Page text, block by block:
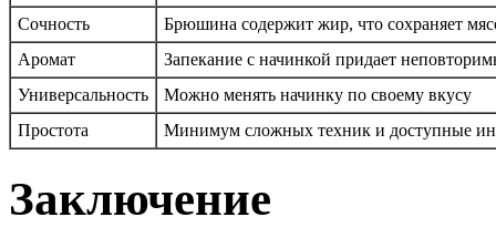
Сочность
Брюшина содержит жир, что сохраняет
Аромат
Запекание с начинкой придает
Универсальность
Можно менять начинку по своему вкусу
Простота
Минимум сложных техник и доступные
Заключение